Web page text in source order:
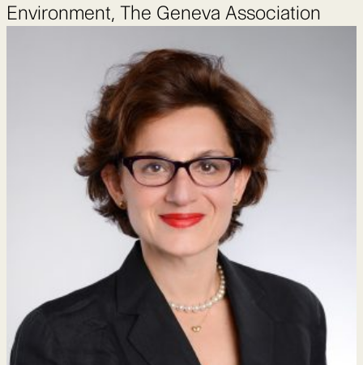
Environment, The Geneva Association